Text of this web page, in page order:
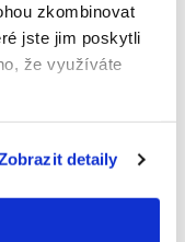
zkombinovat
jste jim poskytli
že využíváte
detaily